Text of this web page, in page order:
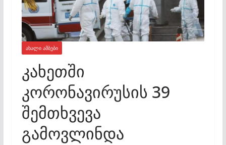
ᲐᲮᲐᲚᲘ ᲐᲛᲑᲔᲑᲘ
კახეთში
კორონავირუსის 39
შემთხვევა
გამოვლინდა